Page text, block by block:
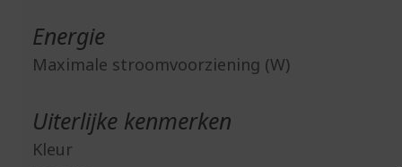
Energie
Maximale stroomvoorziening (W)
Uiterlijke kenmerken
Kleur